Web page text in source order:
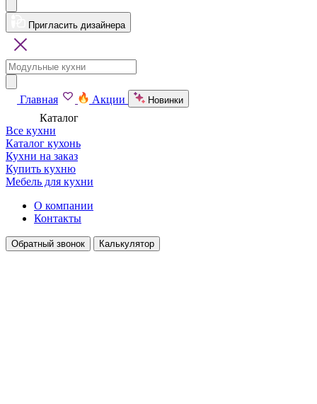
Пригласить дизайнера
Главная Акции Новинки
Каталог
Все кухни
Каталог кухонь
Кухни на заказ
Купить кухню
Мебель для кухни
О компании
Контакты
Обратный звонок Калькулятор